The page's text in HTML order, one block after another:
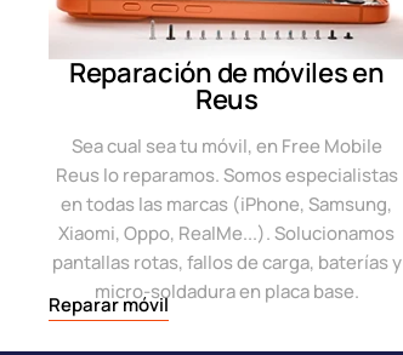
Reparación de móviles en
Reus
Sea cual sea tu móvil, en Free Mobile
Reus lo reparamos. Somos especialistas
en todas las marcas (iPhone, Samsung,
Xiaomi, Oppo, RealMe...). Solucionamos
pantallas rotas, fallos de carga, baterías y
micro-soldadura en placa base.
Reparar móvil